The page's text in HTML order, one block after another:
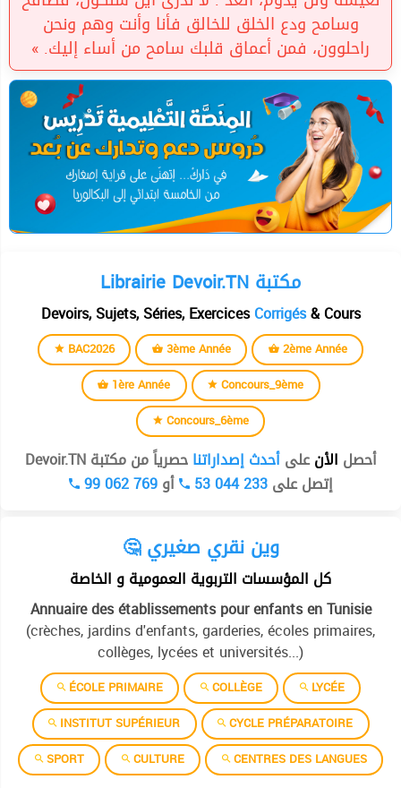
وسامح ودع الخلق للخالق فأنا وأنت وهم ونحن
راحلوون، فمن أعماق قلبك سامح من أساء إليك. »
Librairie Devoir.TN مكتبة
Devoirs, Sujets, Séries, ExercicesCorrigés& Cours
BAC2026 3ème Année
2ème Année
1ère Année
Concours_9ème
Concours_6ème
أحصل الأنعلىأحدث إصداراتناحصرياً من مكتبة Devoir.TN
إتصل على53 044 233 أو99 062 769
🤔 وين نقري صغيري
كل المؤسسات التربوية العمومية و الخاصة
Annuaire des établissements pour enfants en Tunisie
(crèches, jardins d'enfants, garderies, écoles primaires,
collèges, lycées et universités...)
ÉCOLE PRIMAIRE COLLÈGE
LYCÉE
INSTITUT SUPÉRIEUR
CYCLE PRÉPARATOIRE
SPORT
CULTURE CENTRES DES LANGUES